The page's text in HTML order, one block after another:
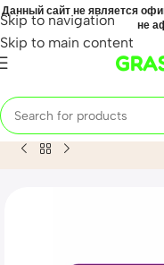
Skip to navigation
Skip to main content
Данный сайт не является
не
Home Mahsulot